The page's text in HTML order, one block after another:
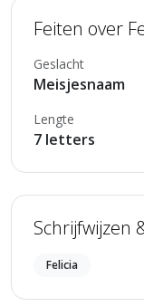
Feiten over
Geslacht
Meisjesnaam
Lengte
7 letters
Schrijfwijzen
Felicia